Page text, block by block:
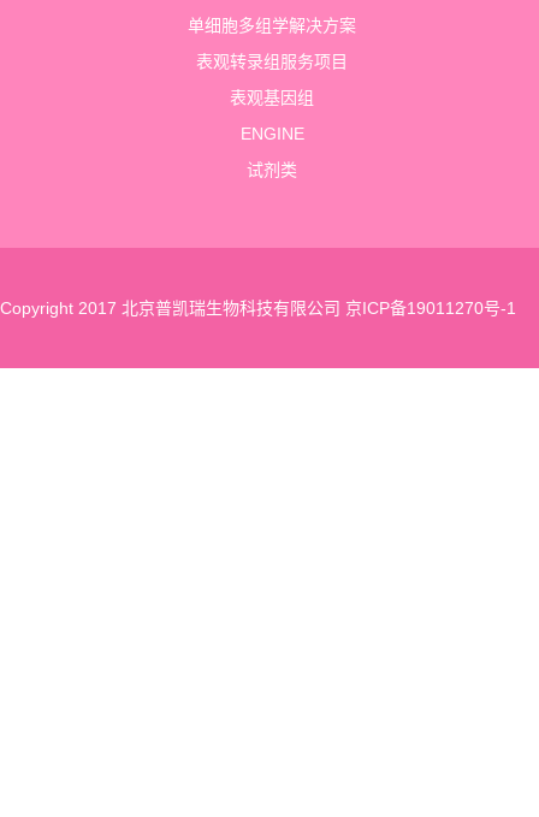
单细胞多组学解决方案
表观转录组服务项目
表观基因组
ENGINE
试剂类
Copyright 2017 北京普凯瑞生物科技有限公司 京ICP备19011270号-1